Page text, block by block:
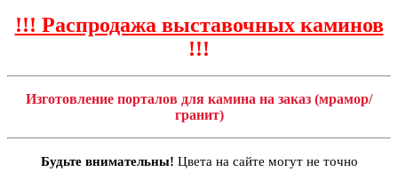
!!! Распродажа выставочных каминов
!!!
Изготовление порталов для камина на заказ (мрамор/
гранит)
Будьте внимательны! Цвета на сайте могут не точно